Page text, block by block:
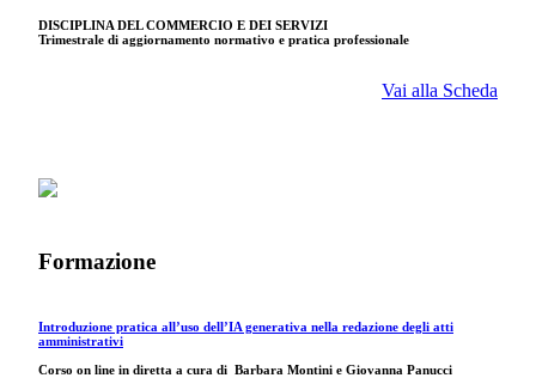
DISCIPLINA DEL COMMERCIO E DEI SERVIZI
Trimestrale di aggiornamento normativo e pratica professionale
Vai alla Scheda
Formazione
Introduzione pratica all’uso dell’IA generativa nella redazione degli atti
amministrativi
Corso on line in diretta a cura di Barbara Montini e Giovanna Panucci